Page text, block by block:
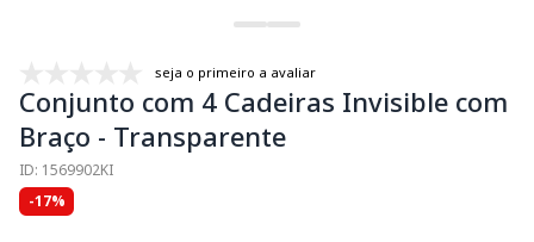
seja o primeiro a avaliar
Conjunto com 4 Cadeiras Invisible com
Braço - Transparente
ID: 1569902KI
-17%